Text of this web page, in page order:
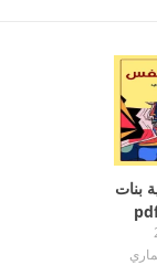
بنات